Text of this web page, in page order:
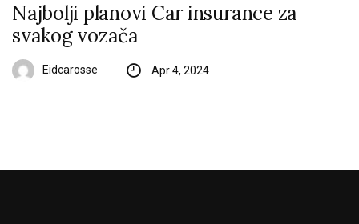
Najbolji planovi Car insurance za
svakog vozača
Eidcarosse Apr 4, 2024